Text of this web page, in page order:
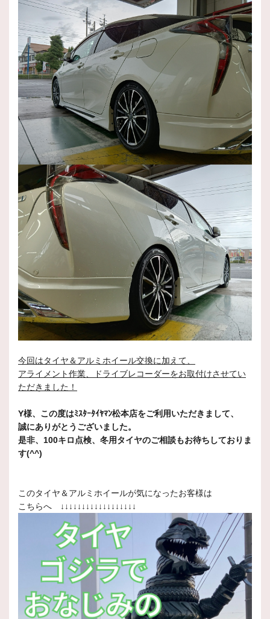
今回はタイヤ＆アルミホイール交換に加えて、
アライメント作業、ドライブレコーダーをお取付けさせてい
ただきました！
Y様、この度はﾐｽﾀｰﾀｲﾔﾏﾝ松本店をご利用いただきまして、
誠にありがとうございました。
是非、100キロ点検、冬用タイヤのご相談もお待ちしておりま
す(^^)
このタイヤ＆アルミホイールが気になったお客様は
こちらへ ↓↓↓↓↓↓↓↓↓↓↓↓↓↓↓↓↓↓